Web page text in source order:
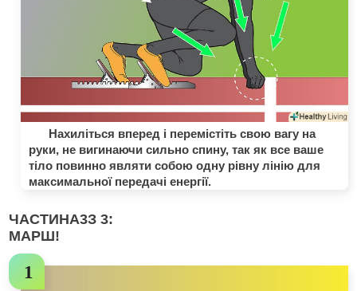
Нахиліться вперед і перемістіть свою вагу на
руки, не вигинаючи сильно спину, так як все ваше
тіло повинно являти собою одну рівну лінію для
максимальної передачі енергії.
ЧАСТИНА3З 3:
МАРШ!